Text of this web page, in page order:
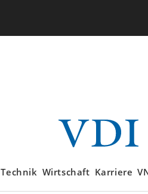
Technik Wirtschaft Karriere